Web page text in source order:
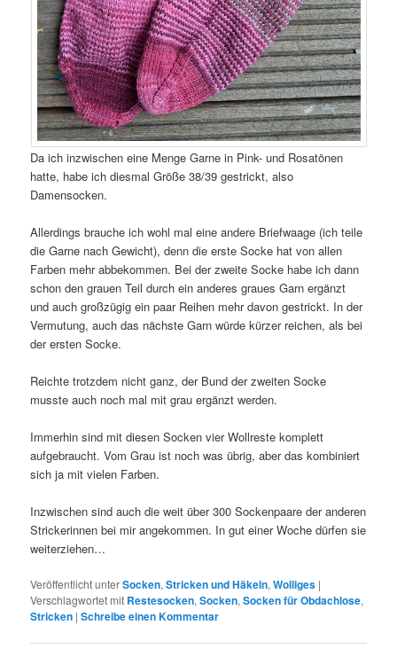
Da ich inzwischen eine Menge Garne in Pink- und Rosatönen
hatte, habe ich diesmal Größe 38/39 gestrickt, also
Damensocken.
Allerdings brauche ich wohl mal eine andere Briefwaage (ich teile
die Garne nach Gewicht), denn die erste Socke hat von allen
Farben mehr abbekommen. Bei der zweite Socke habe ich dann
schon den grauen Teil durch ein anderes graues Garn ergänzt
und auch großzügig ein paar Reihen mehr davon gestrickt. In der
Vermutung, auch das nächste Garn würde kürzer reichen, als bei
der ersten Socke.
Reichte trotzdem nicht ganz, der Bund der zweiten Socke
musste auch noch mal mit grau ergänzt werden.
Immerhin sind mit diesen Socken vier Wollreste komplett
aufgebraucht. Vom Grau ist noch was übrig, aber das kombiniert
sich ja mit vielen Farben.
Inzwischen sind auch die weit über 300 Sockenpaare der anderen
Strickerinnen bei mir angekommen. In gut einer Woche dürfen sie
weiterziehen…
Veröffentlicht unterSocken,Stricken und Häkeln,Wolliges |
Verschlagwortet mit Restesocken,Socken,Socken für Obdachlose,
Stricken |Schreibe einen Kommentar